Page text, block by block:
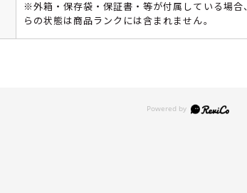
※外箱・保存袋・保証書・等が付属している場合
らの状態は商品ランクには含まれません。